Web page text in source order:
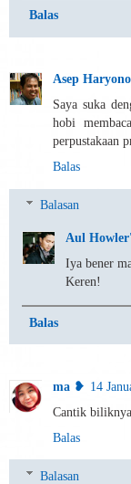
Balas
Asep Haryono
Saya suka
hobi
perpustakaan
Balas
Balasan
Aul
Iya bener
Keren!
Balas
ma ❥ 14
Cantik
Balas
Balasan